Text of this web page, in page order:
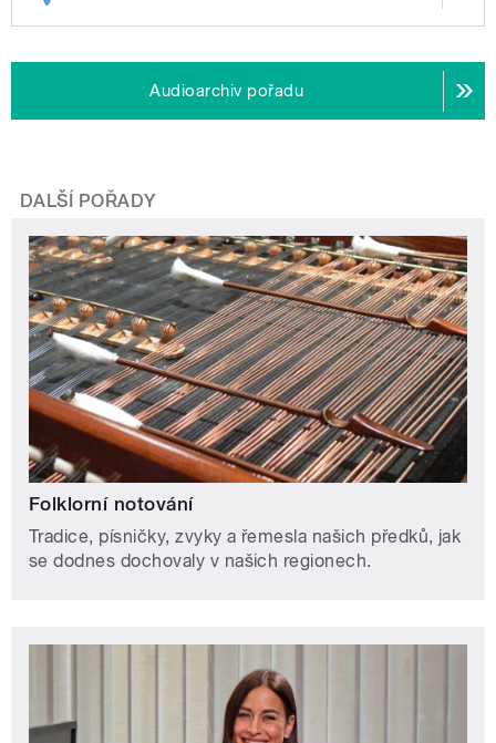
Audioarchiv pořadu
DALŠÍ POŘADY
Folklorní notování
Tradice, písničky, zvyky a řemesla našich předků, jak
se dodnes dochovaly v našich regionech.